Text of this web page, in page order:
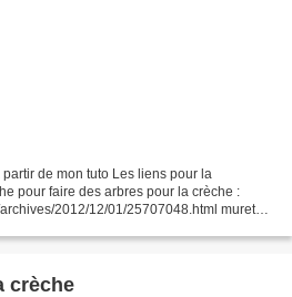
de mon tuto Les liens pour la
pour faire des arbres pour la crèche :
2012/12/01/25707048.html murets
2012/12/02/25707123.html...
crèche